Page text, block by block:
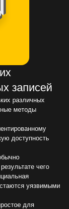
записей
различных
методы
доступность
чего
уязвимыми
для